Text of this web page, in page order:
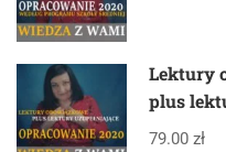
Lektury
plus
79.00 zł